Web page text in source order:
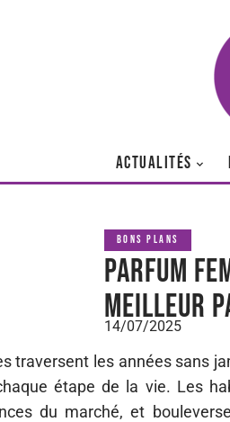
ACTUALITÉS
BONS PLANS
Parfum
meilleur
14/07/2025
traversent les années sans
étape de la vie. Les
du marché, et